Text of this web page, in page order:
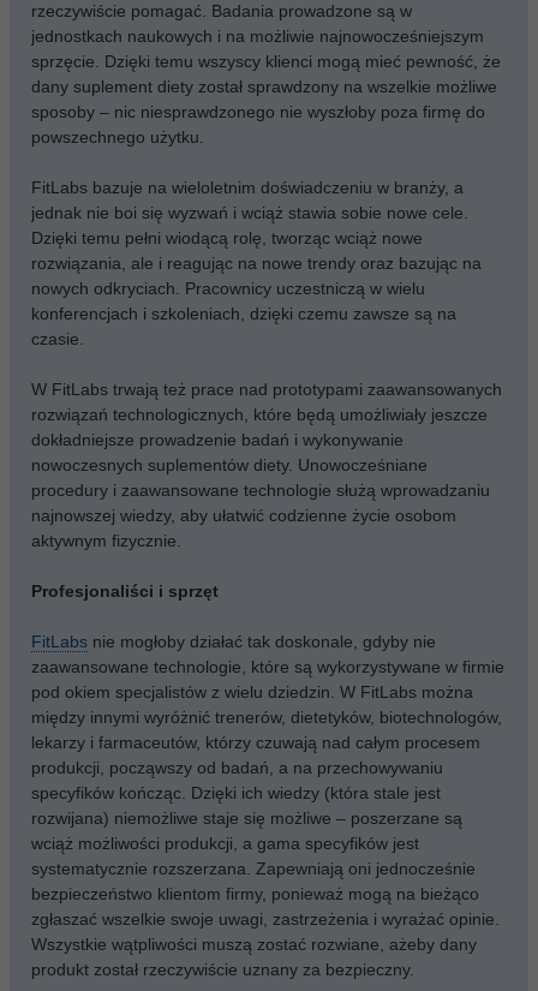
rzeczywiście pomagać. Badania prowadzone są w
jednostkach naukowych i na możliwie najnowocześniejszym
sprzęcie. Dzięki temu wszyscy klienci mogą mieć pewność, że
dany suplement diety został sprawdzony na wszelkie możliwe
sposoby – nic niesprawdzonego nie wyszłoby poza firmę do
powszechnego użytku.
FitLabs bazuje na wieloletnim doświadczeniu w branży, a
jednak nie boi się wyzwań i wciąż stawia sobie nowe cele.
Dzięki temu pełni wiodącą rolę, tworząc wciąż nowe
rozwiązania, ale i reagując na nowe trendy oraz bazując na
nowych odkryciach. Pracownicy uczestniczą w wielu
konferencjach i szkoleniach, dzięki czemu zawsze są na
czasie.
W FitLabs trwają też prace nad prototypami zaawansowanych
rozwiązań technologicznych, które będą umożliwiały jeszcze
dokładniejsze prowadzenie badań i wykonywanie
nowoczesnych suplementów diety. Unowocześniane
procedury i zaawansowane technologie służą wprowadzaniu
najnowszej wiedzy, aby ułatwić codzienne życie osobom
aktywnym fizycznie.
Profesjonaliści i sprzęt
FitLabs nie mogłoby działać tak doskonale, gdyby nie
zaawansowane technologie, które są wykorzystywane w firmie
pod okiem specjalistów z wielu dziedzin. W FitLabs można
między innymi wyróżnić trenerów, dietetyków, biotechnologów,
lekarzy i farmaceutów, którzy czuwają nad całym procesem
produkcji, począwszy od badań, a na przechowywaniu
specyfików kończąc. Dzięki ich wiedzy (która stale jest
rozwijana) niemożliwe staje się możliwe – poszerzane są
wciąż możliwości produkcji, a gama specyfików jest
systematycznie rozszerzana. Zapewniają oni jednocześnie
bezpieczeństwo klientom firmy, ponieważ mogą na bieżąco
zgłaszać wszelkie swoje uwagi, zastrzeżenia i wyrażać opinie.
Wszystkie wątpliwości muszą zostać rozwiane, ażeby dany
produkt został rzeczywiście uznany za bezpieczny.